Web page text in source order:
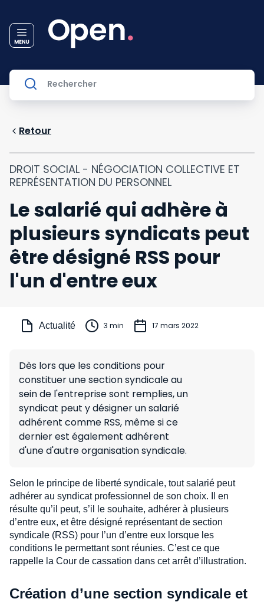
Retour
DROIT SOCIAL - NÉGOCIATION COLLECTIVE ET
REPRÉSENTATION DU PERSONNEL
Le salarié qui adhère à
plusieurs syndicats peut
être désigné RSS pour
l'un d'entre eux
Actualité 3 min 17 mars 2022
Dès lors que les conditions pour
constituer une section syndicale au
sein de l'entreprise sont remplies, un
syndicat peut y désigner un salarié
adhérent comme RSS, même si ce
dernier est également adhérent
d'une d'autre organisation syndicale.
Selon le principe de liberté syndicale, tout salarié peut
adhérer au syndicat professionnel de son choix. Il en
résulte qu’il peut, s’il le souhaite, adhérer à plusieurs
d’entre eux, et être désigné représentant de section
syndicale (RSS) pour l’un d’entre eux lorsque les
conditions le permettant sont réunies. C’est ce que
rappelle la Cour de cassation dans cet arrêt d’illustration.
Création d’une section syndicale et